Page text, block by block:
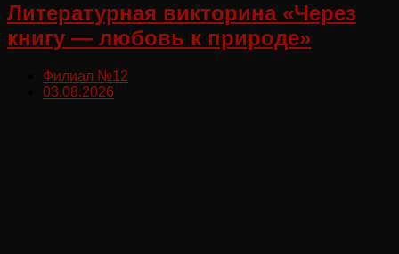
Литературная викторина «Через
книгу — любовь к природе»
Филиал №12
03.08.2026